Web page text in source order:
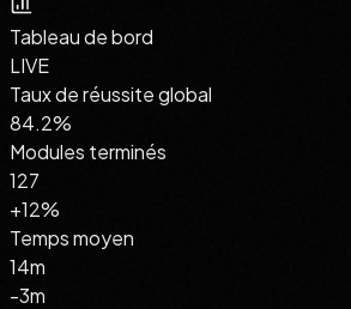
Tableau de bord
LIVE
Taux de réussite global
84.2%
Modules terminés
127
+12%
Temps moyen
14m
-3m